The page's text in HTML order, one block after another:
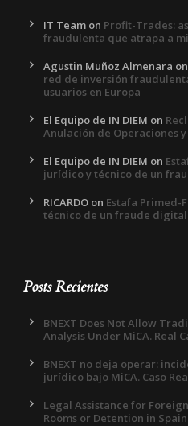
IT Team on Profit-Trades:
fraudulenta que atrapa a
Agustin Muñoz Almenara on
red de inversión
usuarios en Europa
El Equipo de IN DIEM on
Anulación de Operaciones
El Equipo de IN DIEM on
jurídico y técnico de un
RICARDO on Estafa Primed-
técnico de un fraude
Posts Recientes
BNEXT Does Not Allow
Analysis Under MiCA. Real
BNEXT no deja operar:
jurídico bajo MiCA. Caso
Legal Assistance for
Rooms or Detention in